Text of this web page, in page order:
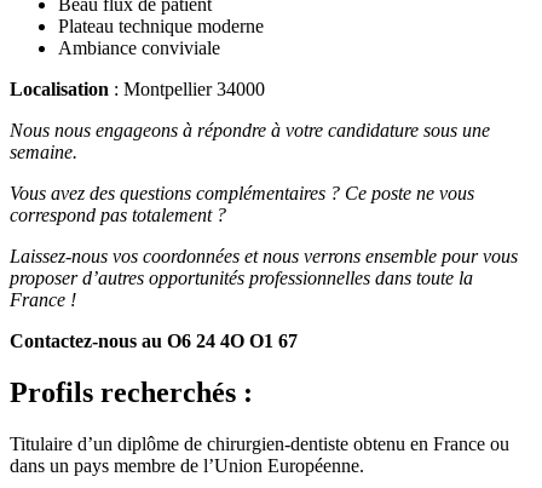
Plateau technique moderne
Ambiance conviviale
Localisation : Montpellier 34000
Nous nous engageons à répondre à votre candidature sous une
semaine.
Vous avez des questions complémentaires ? Ce poste ne vous
correspond pas totalement ?
Laissez-nous vos coordonnées et nous verrons ensemble pour vous
proposer d’autres opportunités professionnelles dans toute la
France !
Contactez-nous au O6 24 4O O1 67
Profils recherchés :
Titulaire d’un diplôme de chirurgien-dentiste obtenu en France ou
dans un pays membre de l’Union Européenne.